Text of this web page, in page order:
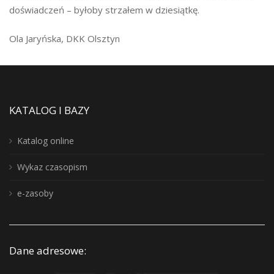
doświadczeń – byłoby strzałem w dziesiątkę.
Ola Jaryńska, DKK Olsztyn
KATALOG I BAZY
Katalog online
Wykaz czasopism
e-zasoby
Dane adresowe: